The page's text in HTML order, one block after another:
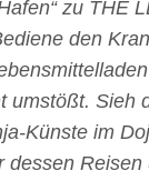
zu THE
den
umstößt. Sieh
Künste im